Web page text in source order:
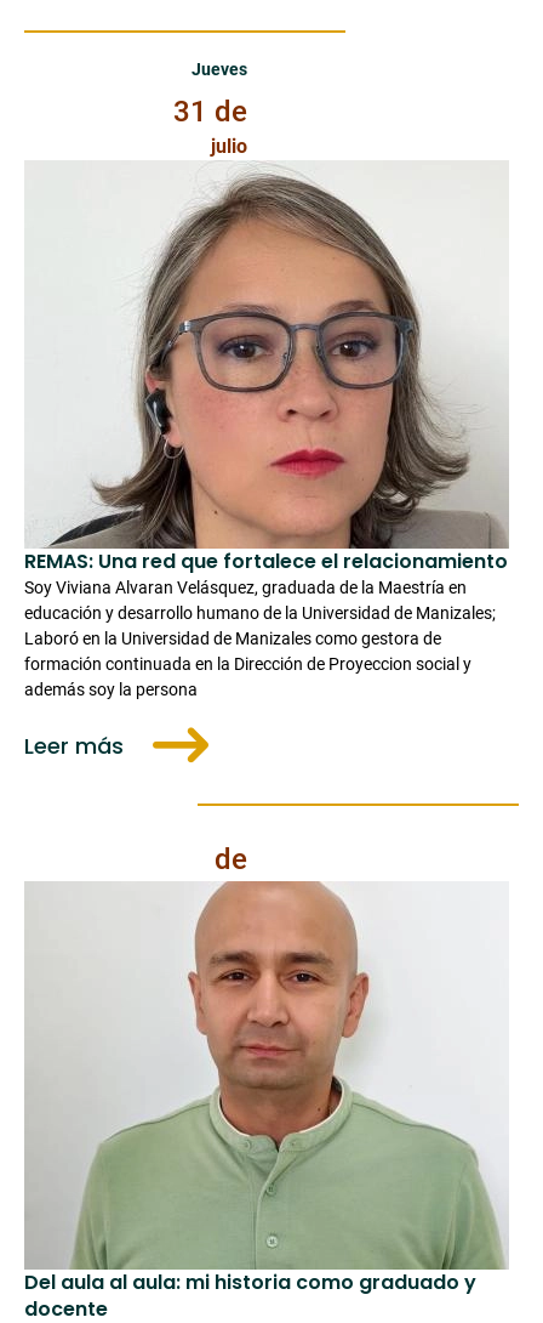
Jueves 31 de Julio de 2025
Jueves
31 de
julio
REMAS: Una red que fortalece el relacionamiento
Soy Viviana Alvaran Velásquez, graduada de la Maestría en
educación y desarrollo humano de la Universidad de Manizales;
Laboró en la Universidad de Manizales como gestora de
formación continuada en la Dirección de Proyeccion social y
además soy la persona
Leer más
de
Del aula al aula: mi historia como graduado y
docente